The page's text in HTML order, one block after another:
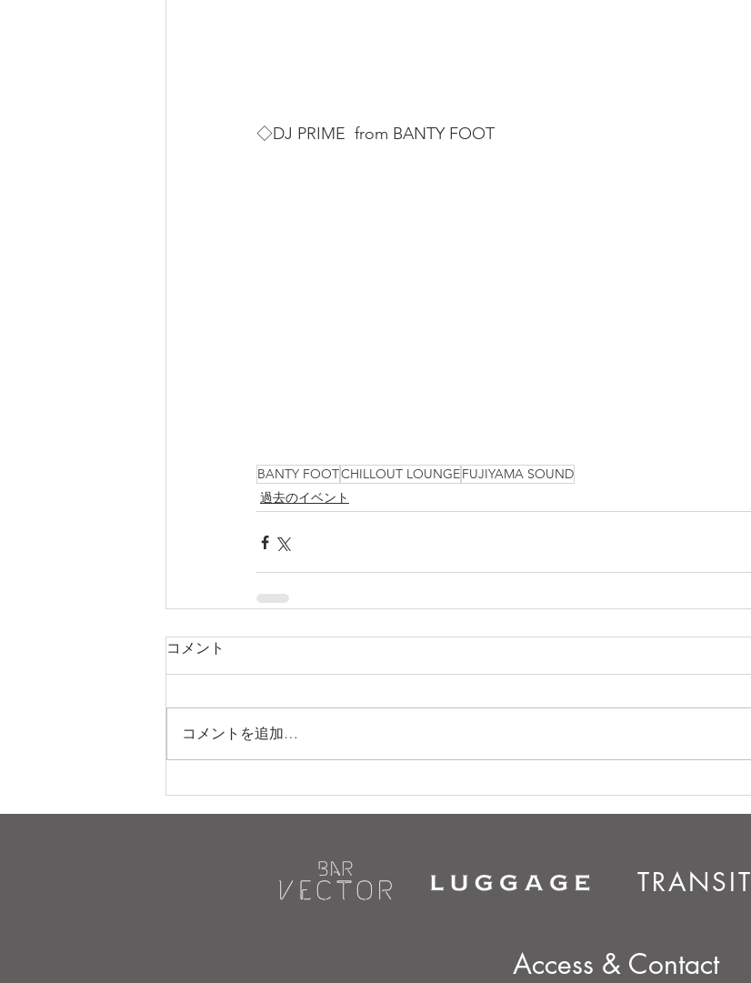
◇DJ PRIME  from BANTY FOOT
BANTY FOOTCHILLOUT LOUNGEFUJIYAMA SOUND
過去のイベント
コメント
コメントを追加…
TRANSIT
Access & Contact